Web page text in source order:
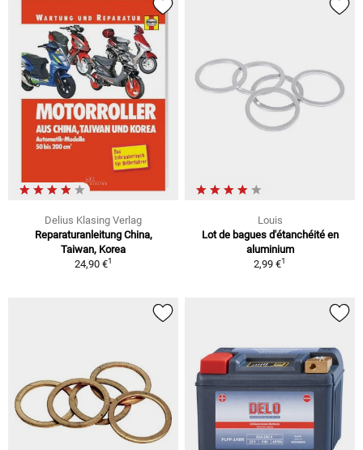
Delius Klasing Verlag
Reparaturanleitung China,
Taiwan, Korea
24,90 €1
Louis
Lot de bagues d'étanchéité en
aluminium
2,99 €1